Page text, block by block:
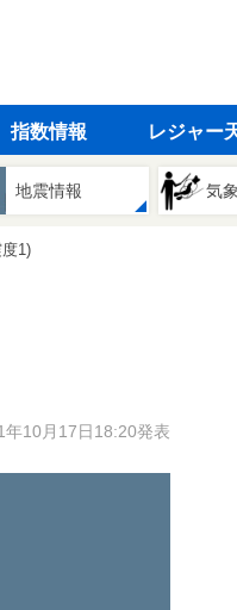
指数情報 レジャー
地震情報 気
1)
年10月17日18:20発表